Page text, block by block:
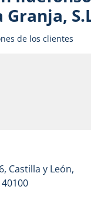
de los clientes
Castilla y León,